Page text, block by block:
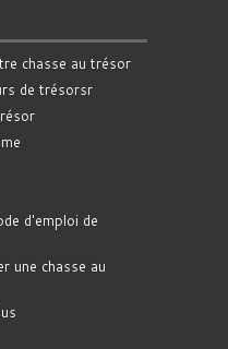
chasse au trésor
de trésorsr
d'emploi de
une chasse au